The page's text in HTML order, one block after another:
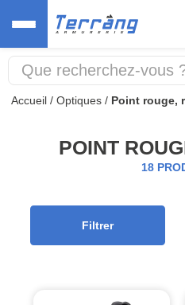
Accueil / Optiques / Point rouge,
POINT
18
Filtrer